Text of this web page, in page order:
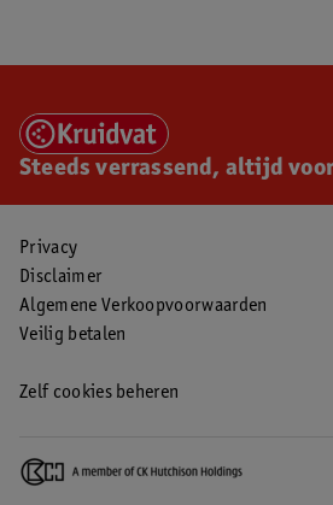
Steeds verrassend, altijd
Privacy
Disclaimer
Algemene Verkoopvoorwaarden
Veilig betalen
Zelf cookies beheren